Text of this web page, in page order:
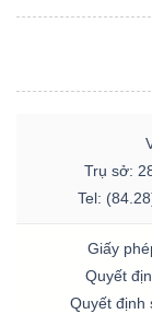
Trụ sở:
Tel:
Giấy
Quyết
Quyết định